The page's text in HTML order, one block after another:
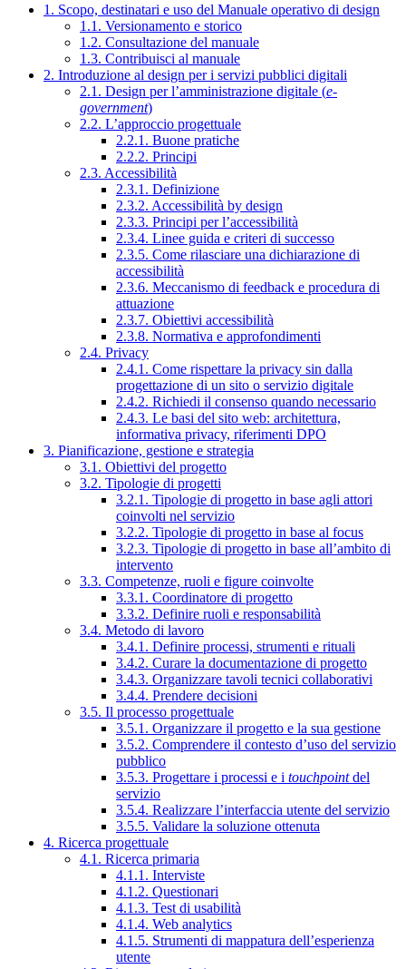
1. Scopo, destinatari e uso del Manuale operativo di design
1.1. Versionamento e storico
1.2. Consultazione del manuale
1.3. Contribuisci al manuale
2. Introduzione al design per i servizi pubblici digitali
2.1. Design per l’amministrazione digitale (e-
government)
2.2. L’approccio progettuale
2.2.1. Buone pratiche
2.2.2. Principi
2.3. Accessibilità
2.3.1. Definizione
2.3.2. Accessibilità by design
2.3.3. Principi per l’accessibilità
2.3.4. Linee guida e criteri di successo
2.3.5. Come rilasciare una dichiarazione di
accessibilità
2.3.6. Meccanismo di feedback e procedura di
attuazione
2.3.7. Obiettivi accessibilità
2.3.8. Normativa e approfondimenti
2.4. Privacy
2.4.1. Come rispettare la privacy sin dalla
progettazione di un sito o servizio digitale
2.4.2. Richiedi il consenso quando necessario
2.4.3. Le basi del sito web: architettura,
informativa privacy, riferimenti DPO
3. Pianificazione, gestione e strategia
3.1. Obiettivi del progetto
3.2. Tipologie di progetti
3.2.1. Tipologie di progetto in base agli attori
coinvolti nel servizio
3.2.2. Tipologie di progetto in base al focus
3.2.3. Tipologie di progetto in base all’ambito di
intervento
3.3. Competenze, ruoli e figure coinvolte
3.3.1. Coordinatore di progetto
3.3.2. Definire ruoli e responsabilità
3.4. Metodo di lavoro
3.4.1. Definire processi, strumenti e rituali
3.4.2. Curare la documentazione di progetto
3.4.3. Organizzare tavoli tecnici collaborativi
3.4.4. Prendere decisioni
3.5. Il processo progettuale
3.5.1. Organizzare il progetto e la sua gestione
3.5.2. Comprendere il contesto d’uso del servizio
pubblico
3.5.3. Progettare i processi e i touchpointdel
servizio
3.5.4. Realizzare l’interfaccia utente del servizio
3.5.5. Validare la soluzione ottenuta
4. Ricerca progettuale
4.1. Ricerca primaria
4.1.1. Interviste
4.1.2. Questionari
4.1.3. Test di usabilità
4.1.4. Web analytics
4.1.5. Strumenti di mappatura dell’esperienza
utente